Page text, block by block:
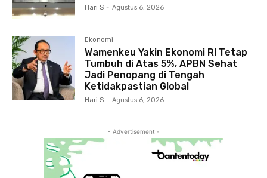
Hari S - Agustus 6, 2026
Ekonomi
Wamenkeu Yakin Ekonomi RI Tetap
Tumbuh di Atas 5%, APBN Sehat
Jadi Penopang di Tengah
Ketidakpastian Global
Hari S - Agustus 6, 2026
- Advertisement -